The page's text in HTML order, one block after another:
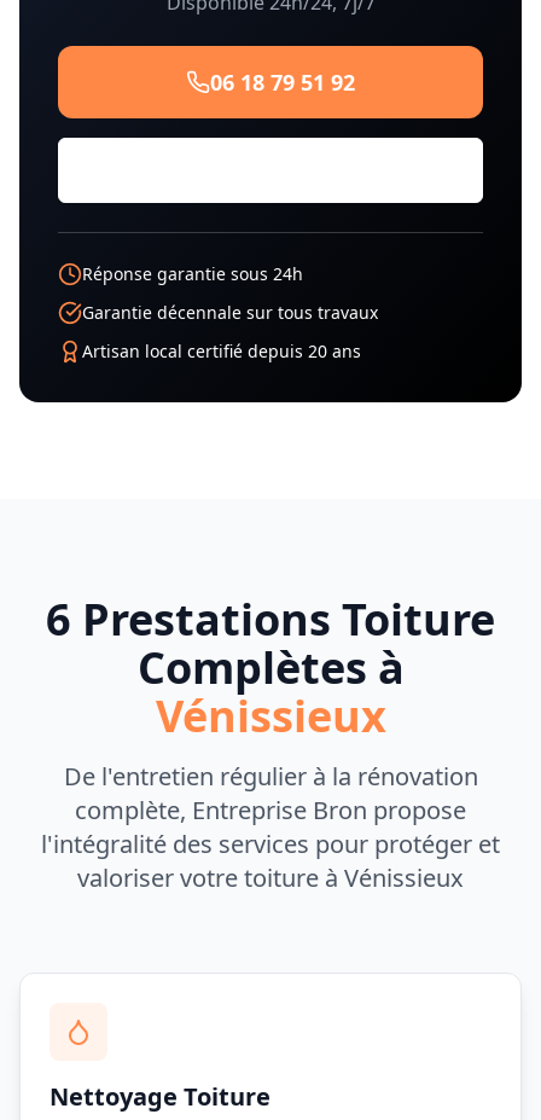
06 18 79 51 92
Réponse garantie sous 24h
Garantie décennale sur tous travaux
Artisan local certifié depuis 20 ans
6 Prestations Toiture
Complètes à
Vénissieux
De l'entretien régulier à la rénovation
complète, Entreprise Bron propose
l'intégralité des services pour protéger et
valoriser votre toiture à Vénissieux
Nettoyage Toiture